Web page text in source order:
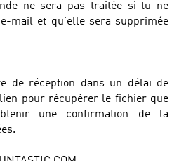
ne sera pas traitée si tu ne
mail et qu'elle sera supprimée
de réception dans un délai de
pour récupérer le fichier que
une confirmation de la